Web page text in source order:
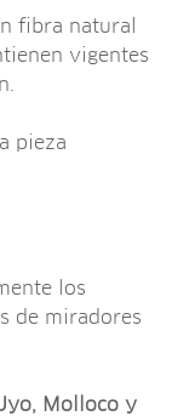
fibra natural
vigentes
pieza
los
de miradores
Molloco y